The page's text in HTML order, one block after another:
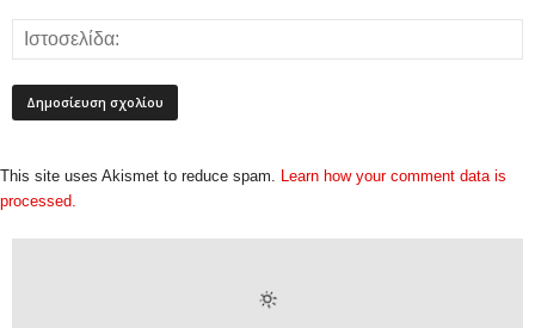
This site uses Akismet to reduce spam. Learn how your comment data is
processed.